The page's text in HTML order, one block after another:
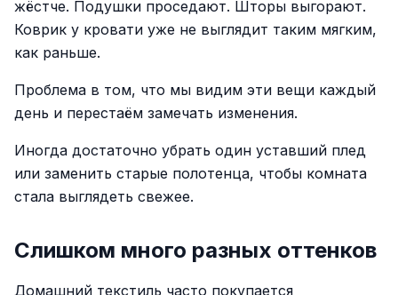
жёстче. Подушки проседают. Шторы выгорают.
Коврик у кровати уже не выглядит таким мягким,
как раньше.
Проблема в том, что мы видим эти вещи каждый
день и перестаём замечать изменения.
Иногда достаточно убрать один уставший плед
или заменить старые полотенца, чтобы комната
стала выглядеть свежее.
Слишком много разных оттенков
Домашний текстиль часто покупается